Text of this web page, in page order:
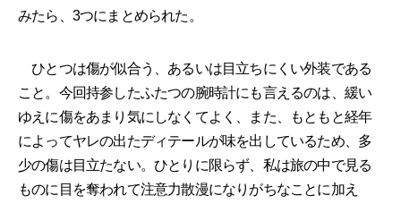
みたら、3つにまとめられた。
ひとつは傷が似合う、あるいは目立ちにくい外装である
こと。今回持参したふたつの腕時計にも言えるのは、緩い
ゆえに傷をあまり気にしなくてよく、また、もともと経年
によってヤレの出たディテールが味を出しているため、多
少の傷は目立たない。ひとりに限らず、私は旅の中で見る
ものに目を奪われて注意力散漫になりがちなことに加え